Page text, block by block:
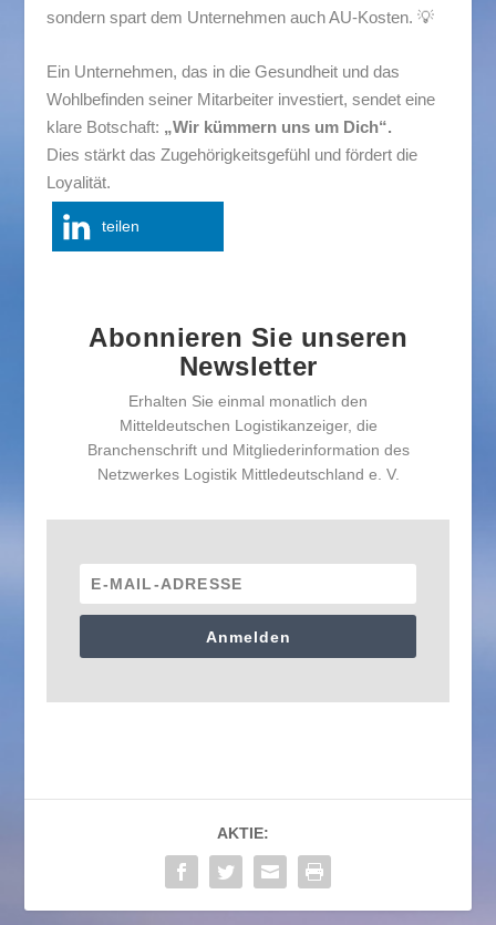
sondern spart dem Unternehmen auch AU-Kosten. 💡
Ein Unternehmen, das in die Gesundheit und das
Wohlbefinden seiner Mitarbeiter investiert, sendet eine
klare Botschaft: „Wir kümmern uns um Dich“.
Dies stärkt das Zugehörigkeitsgefühl und fördert die
Loyalität.
teilen
Abonnieren Sie unseren
Newsletter
Erhalten Sie einmal monatlich den
Mitteldeutschen Logistikanzeiger, die
Branchenschrift und Mitgliederinformation des
Netzwerkes Logistik Mittledeutschland e. V.
Anmelden
AKTIE: